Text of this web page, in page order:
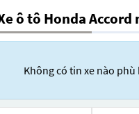
ô tô Honda Accord
Không có tin xe nào phù